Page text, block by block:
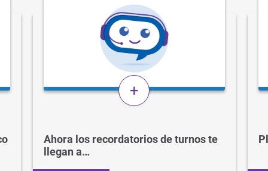
+
Ahora los recordatorios de turnos te
llegan a…